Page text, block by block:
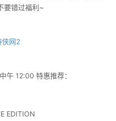
要错过福利~
午 12:00 特惠推荐：
EDITION